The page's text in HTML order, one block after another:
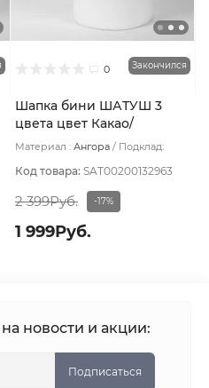
0 Закончился
Шапка бини ШАТУШ 3
цвета цвет Какао/
Пудровый светлый/
Материал : Ангора
Подклад:
Код товара: SAT00200132963
2 399Руб. -17%
1 999Руб.
новости и акции:
Подписаться